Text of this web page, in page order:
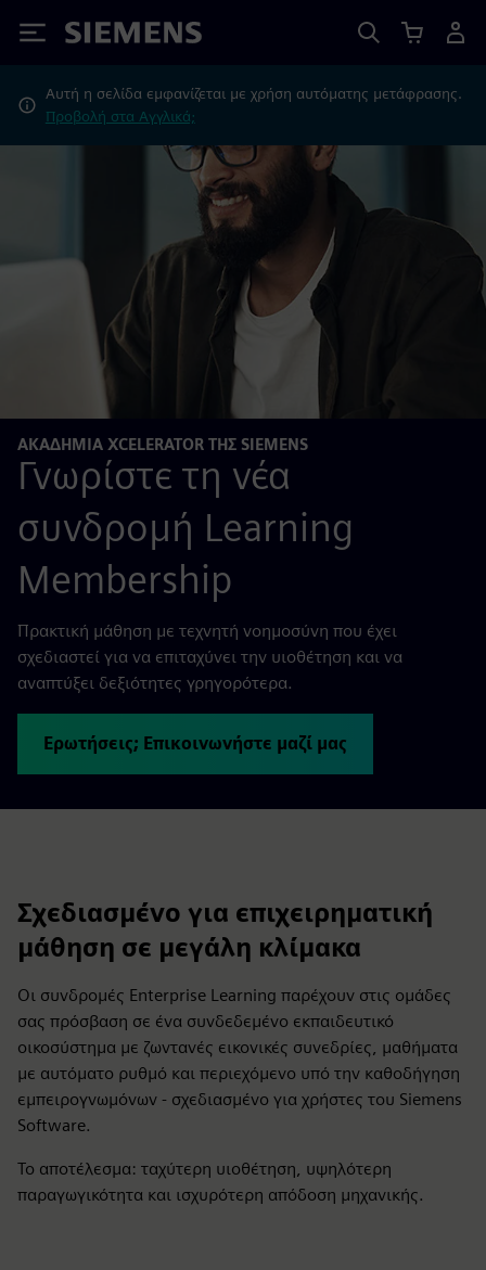
Siemens
Αυτή η σελίδα εμφανίζεται με χρήση αυτόματης μετάφρασης.
Προβολή στα Αγγλικά;
ΑΚΑΔΗΜΊΑ XCELERATOR ΤΗΣ SIEMENS
Γνωρίστε τη νέα
συνδρομή Learning
Membership
Πρακτική μάθηση με τεχνητή νοημοσύνη που έχει
σχεδιαστεί για να επιταχύνει την υιοθέτηση και να
αναπτύξει δεξιότητες γρηγορότερα.
Ερωτήσεις; Επικοινωνήστε μαζί μας
Σχεδιασμένο για επιχειρηματική
μάθηση σε μεγάλη κλίμακα
Οι συνδρομές Enterprise Learning παρέχουν στις ομάδες
σας πρόσβαση σε ένα συνδεδεμένο εκπαιδευτικό
οικοσύστημα με ζωντανές εικονικές συνεδρίες, μαθήματα
με αυτόματο ρυθμό και περιεχόμενο υπό την καθοδήγηση
εμπειρογνωμόνων - σχεδιασμένο για χρήστες του Siemens
Software.
Το αποτέλεσμα: ταχύτερη υιοθέτηση, υψηλότερη
παραγωγικότητα και ισχυρότερη απόδοση μηχανικής.